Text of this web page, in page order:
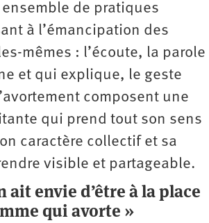
de pratiques
à l’émancipation des
mêmes : l’écoute, la parole
et qui explique, le geste
composent une
qui prend tout son sens
caractère collectif et sa
visible et partageable.
ait envie d’être à la place
qui avorte »